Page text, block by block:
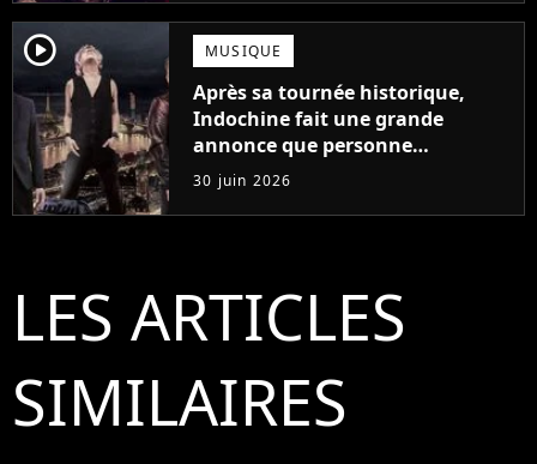
player2 MUSIQUE
Après sa tournée historique,
Indochine fait une grande
annonce que personne
n'attendait
30 juin 2026
LES ARTICLES
SIMILAIRES